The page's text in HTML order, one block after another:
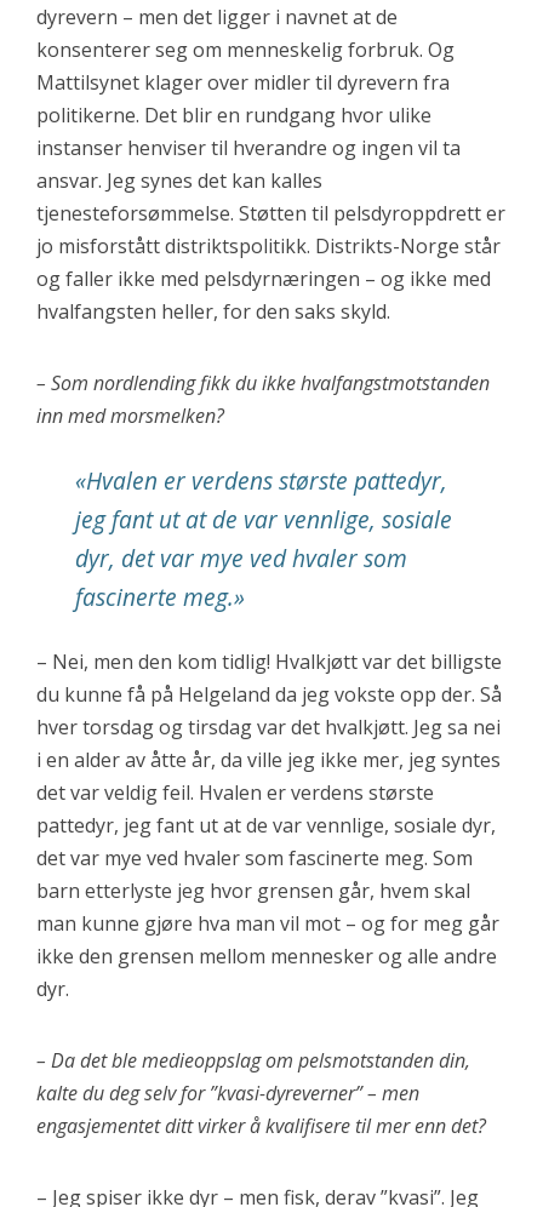
dyrevern – men det ligger i navnet at de
konsenterer seg om menneskelig forbruk. Og
Mattilsynet klager over midler til dyrevern fra
politikerne. Det blir en rundgang hvor ulike
instanser henviser til hverandre og ingen vil ta
ansvar. Jeg synes det kan kalles
tjenesteforsømmelse. Støtten til pelsdyroppdrett er
jo misforstått distriktspolitikk. Distrikts-Norge står
og faller ikke med pelsdyrnæringen – og ikke med
hvalfangsten heller, for den saks skyld.
– Som nordlending fikk du ikke hvalfangstmotstanden
inn med morsmelken?
«Hvalen er verdens største pattedyr,
jeg fant ut at de var vennlige, sosiale
dyr, det var mye ved hvaler som
fascinerte meg.»
– Nei, men den kom tidlig! Hvalkjøtt var det billigste
du kunne få på Helgeland da jeg vokste opp der. Så
hver torsdag og tirsdag var det hvalkjøtt. Jeg sa nei
i en alder av åtte år, da ville jeg ikke mer, jeg syntes
det var veldig feil. Hvalen er verdens største
pattedyr, jeg fant ut at de var vennlige, sosiale dyr,
det var mye ved hvaler som fascinerte meg. Som
barn etterlyste jeg hvor grensen går, hvem skal
man kunne gjøre hva man vil mot – og for meg går
ikke den grensen mellom mennesker og alle andre
dyr.
– Da det ble medieoppslag om pelsmotstanden din,
kalte du deg selv for ”kvasi-dyreverner” – men
engasjementet ditt virker å kvalifisere til mer enn det?
– Jeg spiser ikke dyr – men fisk, derav ”kvasi”. Jeg